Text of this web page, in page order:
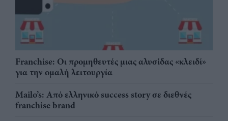
Franchise: Οι προμηθευτές μιας αλυσίδας «κλειδί»
για την ομαλή λειτουργία
Mailo’s: Από ελληνικό success story σε διεθνές
franchise brand